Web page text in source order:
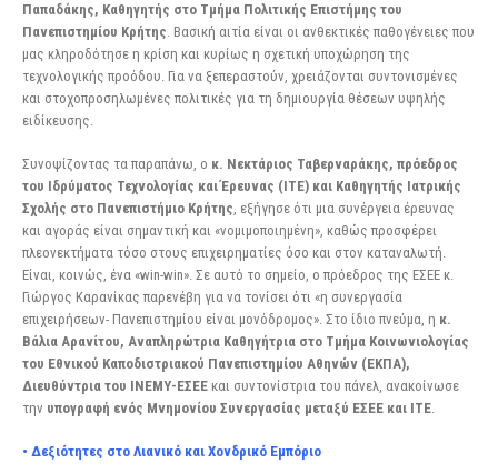
Παπαδάκης, Καθηγητής στο Τμήμα Πολιτικής Επιστήμης του
Πανεπιστημίου Κρήτης. Βασική αιτία είναι οι ανθεκτικές παθογένειες που
μας κληροδότησε η κρίση και κυρίως η σχετική υποχώρηση της
τεχνολογικής προόδου. Για να ξεπεραστούν, χρειάζονται συντονισμένες
και στοχοπροσηλωμένες πολιτικές για τη δημιουργία θέσεων υψηλής
ειδίκευσης.
Συνοψίζοντας τα παραπάνω, ο κ. Νεκτάριος Ταβερναράκης, πρόεδρος
του Ιδρύματος Τεχνολογίας και Έρευνας (ΙΤΕ) και Καθηγητής Ιατρικής
Σχολής στο Πανεπιστήμιο Κρήτης, εξήγησε ότι μια συνέργεια έρευνας
και αγοράς είναι σημαντική και «νομιμοποιημένη», καθώς προσφέρει
πλεονεκτήματα τόσο στους επιχειρηματίες όσο και στον καταναλωτή.
Είναι, κοινώς, ένα «win-win». Σε αυτό το σημείο, ο πρόεδρος της ΕΣΕΕ κ.
Γιώργος Καρανίκας παρενέβη για να τονίσει ότι «η συνεργασία
επιχειρήσεων- Πανεπιστημίου είναι μονόδρομος». Στο ίδιο πνεύμα, η κ.
Βάλια Αρανίτου, Αναπληρώτρια Καθηγήτρια στο Τμήμα Κοινωνιολογίας
του Εθνικού Καποδιστριακού Πανεπιστημίου Αθηνών (ΕΚΠΑ),
Διευθύντρια του ΙΝΕΜΥ-ΕΣΕΕ και συντονίστρια του πάνελ, ανακοίνωσε
την υπογραφή ενός Μνημονίου Συνεργασίας μεταξύ ΕΣΕΕ και ΙΤΕ.
• Δεξιότητες στο Λιανικό και Χονδρικό Εμπόριο